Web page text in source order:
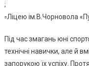
;
▫️Ліцею ім.В.Чорновола
Під час змагань юні
технічні навички, але й
запорукою їх успіху.